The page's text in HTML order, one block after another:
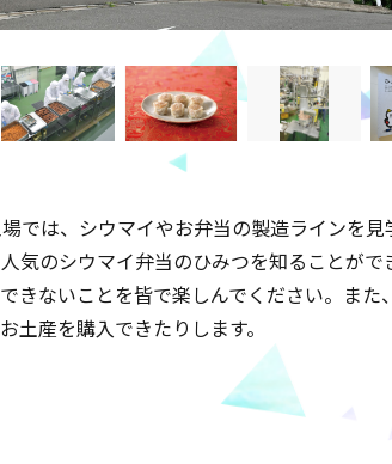
では、シウマイやお弁当の製造ラインを
気のシウマイ弁当のひみつを知ることが
きないことを皆で楽しんでください。また
土産を購入できたりします。